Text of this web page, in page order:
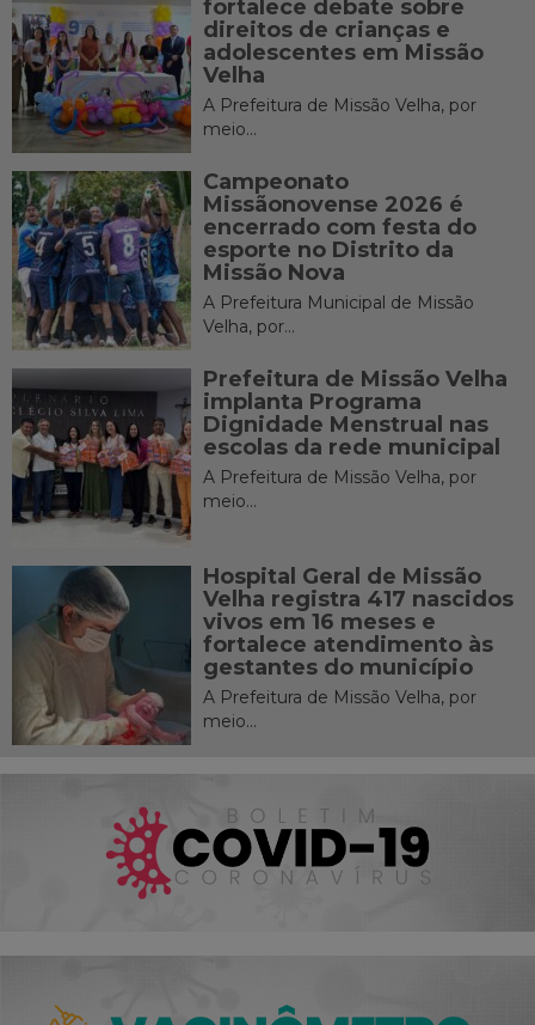
fortalece debate sobre
direitos de crianças e
adolescentes em Missão
Velha
A Prefeitura de Missão Velha, por
meio...
Campeonato
Missãonovense 2026 é
encerrado com festa do
esporte no Distrito da
Missão Nova
A Prefeitura Municipal de Missão
Velha, por...
Prefeitura de Missão Velha
implanta Programa
Dignidade Menstrual nas
escolas da rede municipal
A Prefeitura de Missão Velha, por
meio...
Hospital Geral de Missão
Velha registra 417 nascidos
vivos em 16 meses e
fortalece atendimento às
gestantes do município
A Prefeitura de Missão Velha, por
meio...